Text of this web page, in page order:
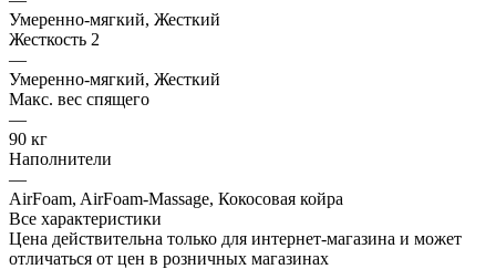
Умеренно-мягкий, Жесткий
Жесткость 2
—
Умеренно-мягкий, Жесткий
Макс. вес спящего
—
90 кг
Наполнители
—
AirFoam, AirFoam-Massage, Кокосовая койра
Все характеристики
Цена действительна только для интернет-магазина и может
отличаться от цен в розничных магазинах